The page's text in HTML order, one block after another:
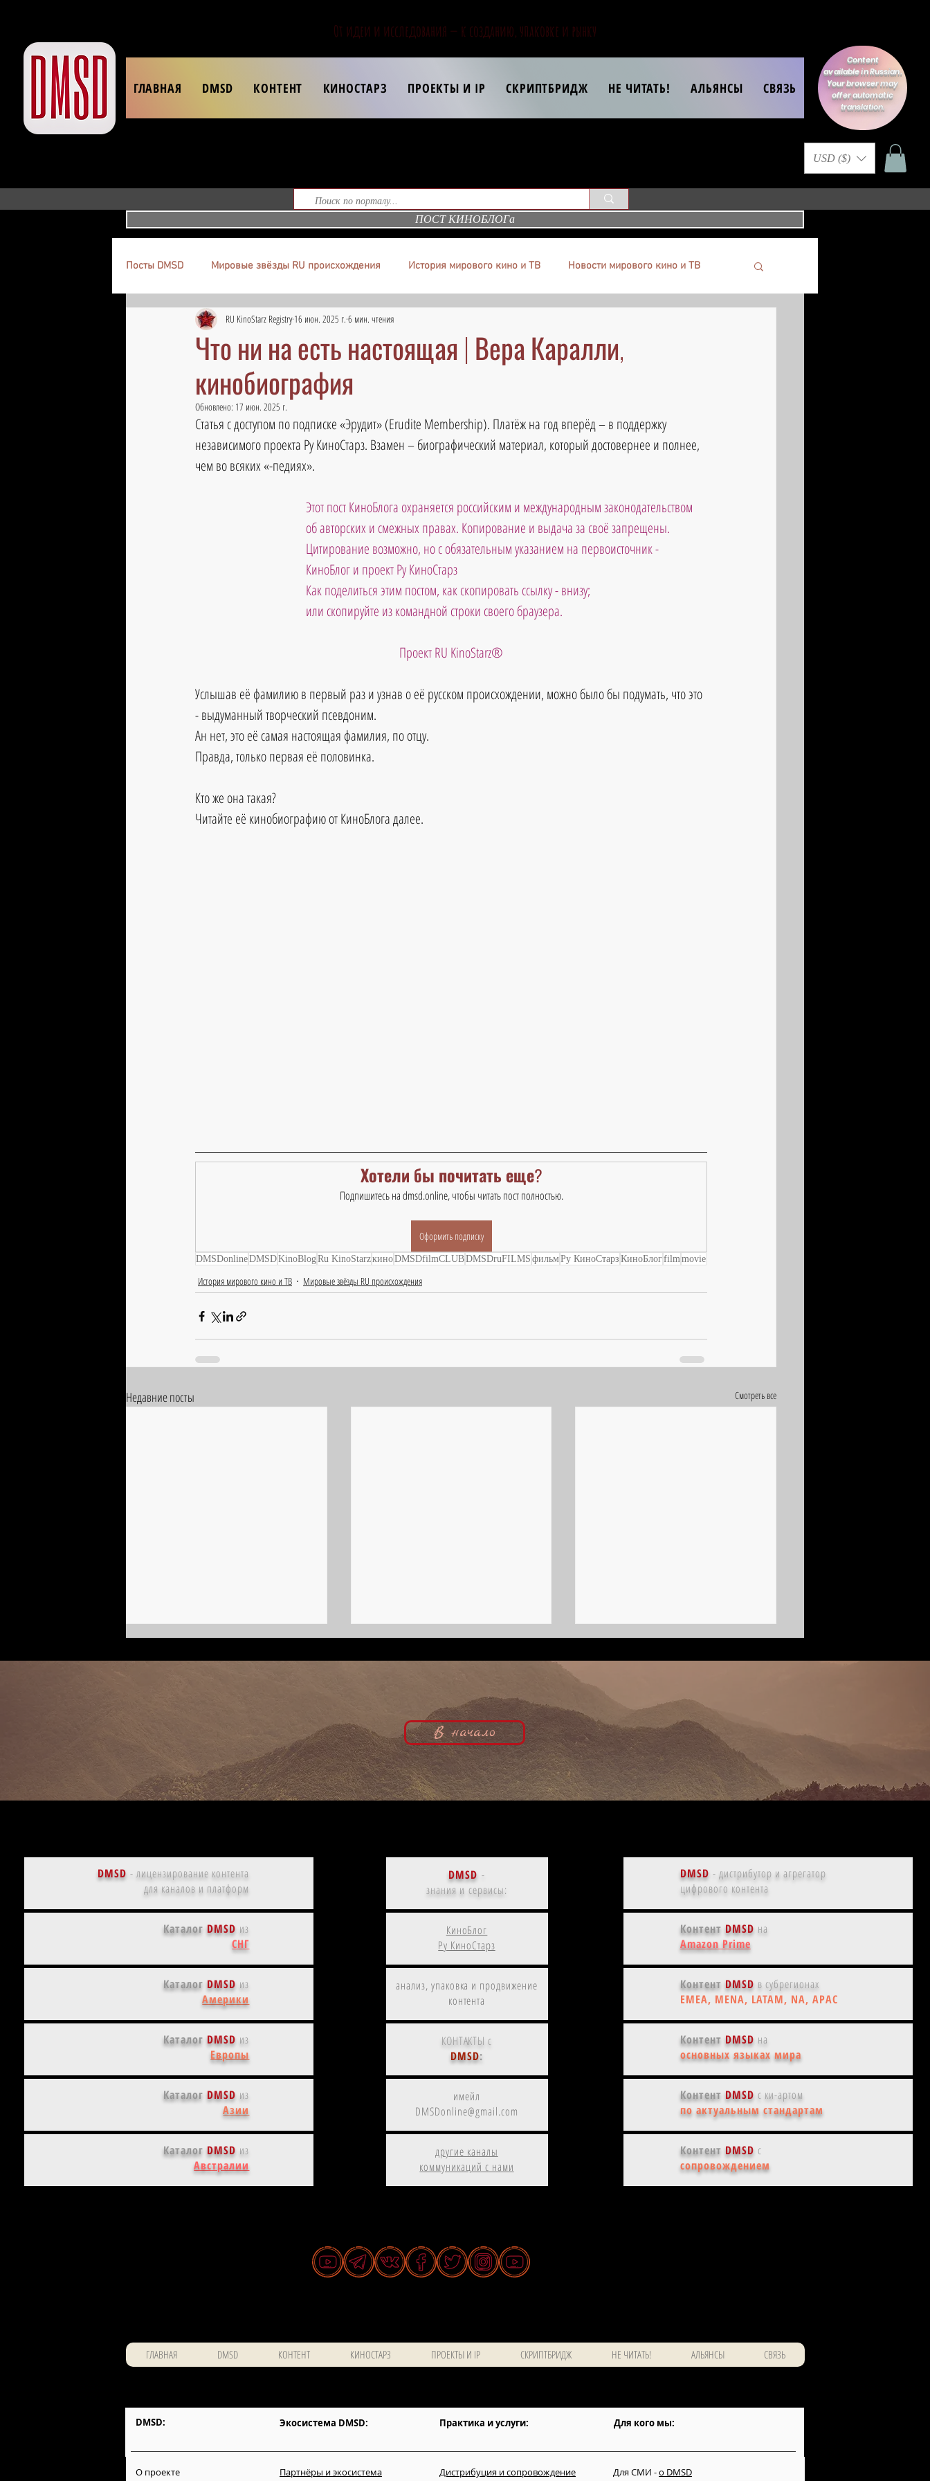
От идеи и исследования — к созданию, упаковке и рынку
ГЛАВНАЯ DMSD КОНТЕНТ КИНОСТАРЗ ПРОЕКТЫ И IP СКРИПТБРИДЖ НЕ ЧИТАТЬ! АЛЬЯНСЫ СВЯЗЬ
Content
available in Russian.
Your browser may
offer automatic
translation.
USD ($)
ПОСТ КИНОБЛОГа
Посты DMSD Мировые звёзды RU происхождения История мирового кино и ТВ Новости мирового кино и ТВ
Что ни на есть настоящая | Вера Каралли,
кинобиография
RU KinoStarz Registry 16 июн. 2025 г. 6 мин. чтения
Обновлено: 17 июн. 2025 г.
Статья с доступом по подписке «Эрудит» (Erudite Membership). Платёж на год вперёд – в поддержку
независимого проекта Ру КиноСтарз. Взамен – биографический материал, который достовернее и полнее,
чем во всяких «-педиях».
Этот пост КиноБлога охраняется российским и международным законодательством
об авторских и смежных правах. Копирование и выдача за своё запрещены.
Цитирование возможно, но с обязательным указанием на первоисточник -
КиноБлог и проект Ру КиноСтарз
Как поделиться этим постом, как скопировать ссылку - внизу;
или скопируйте из командной строки своего браузера.
Проект RU KinoStarz®
Услышав её фамилию в первый раз и узнав о её русском происхождении, можно было бы подумать, что это
- выдуманный творческий псевдоним.
Ан нет, это её самая настоящая фамилия, по отцу.
Правда, только первая её половинка.
Кто же она такая?
Читайте её кинобиографию от КиноБлога далее.
Хотели бы почитать еще?
Подпишитесь на dmsd.online, чтобы читать пост полностью.
Оформить подписку
DMSDonlineDMSDKinoBlogRu KinoStarzкиноDMSDfilmCLUBDMSDruFILMS фильмРу КиноСтарз КиноБлогfilmmovie
История мирового кино и ТВ Мировые звёзды RU происхождения
Недавние посты Смотреть все
Казаки в городе | Марта фон
Коссатски, кинобиография
Неожиданная кинозвезда | Ирена
фон Мейендорф, кинобиография
Рекордсмен по Оскарам | Леон
Шамрой, кинобиография
В начало
DMSD - лицензирование контента
для каналов и платформ
КаталогDMSD из
СНГ
КаталогDMSD из
Америки
КаталогDMSD из
Европы
КаталогDMSD из
Азии
КаталогDMSD из
Австралии
DMSD -
знания и сервисы:
КиноБлог
Ру КиноСтарз
анализ, упаковка и продвижение
контента
КОНТАКТЫ с
DMSD:
имейл
DMSDonline@gmail.com
другие каналы
коммуникаций с нами
DMSD - дистрибутор и агрегатор
цифрового контента
Контент DMSD на
Amazon Prime
Контент DMSD в субрегионах
EMEA, MENA, LATAM, NA, APAC
Контент DMSD на
основных языках мира
Контент DMSD с ки-артом
по актуальным стандартам
Контент DMSD с
сопровождением
ГЛАВНАЯ DMSD КОНТЕНТ КИНОСТАРЗ ПРОЕКТЫ И IP СКРИПТБРИДЖ НЕ ЧИТАТЬ! АЛЬЯНСЫ СВЯЗЬ
DMSD: Экосистема DMSD: Практика и услуги: Для кого мы:
О проекте Партнёры и экосистема Дистрибуция и сопровождение Для СМИ -о DMSD